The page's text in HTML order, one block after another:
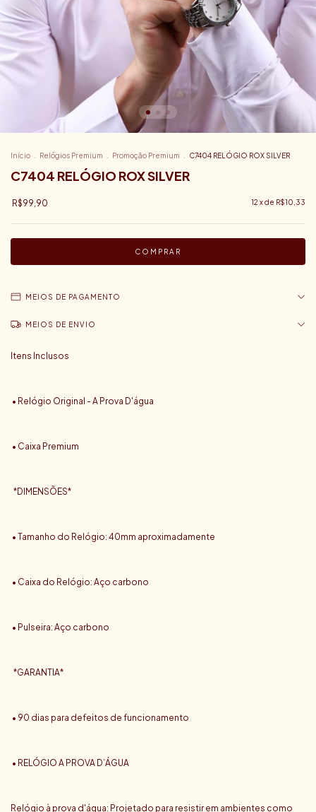
Início Relógios Premium Promoção Premium C7404 RELÓGIO ROX SILVER
C7404 RELÓGIO ROX SILVER
R$99,90 12 x de R$10,33
MEIOS DE PAGAMENTO
MEIOS DE ENVIO
Itens Inclusos
• Relógio Original - A Prova D'água
• Caixa Premium
*DIMENSÕES*
• Tamanho do Relógio: 40mm aproximadamente
• Caixa do Relógio: Aço carbono
• Pulseira: Aço carbono
*GARANTIA*
• 90 dias para defeitos de funcionamento
• RELÓGIO A PROVA D’ÁGUA
Relógio à prova d'água: Projetado para resistir em ambientes como